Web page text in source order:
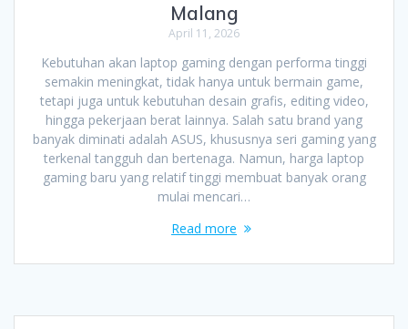
Malang
April 11, 2026
Kebutuhan akan laptop gaming dengan performa tinggi
semakin meningkat, tidak hanya untuk bermain game,
tetapi juga untuk kebutuhan desain grafis, editing video,
hingga pekerjaan berat lainnya. Salah satu brand yang
banyak diminati adalah ASUS, khususnya seri gaming yang
terkenal tangguh dan bertenaga. Namun, harga laptop
gaming baru yang relatif tinggi membuat banyak orang
mulai mencari…
Read more